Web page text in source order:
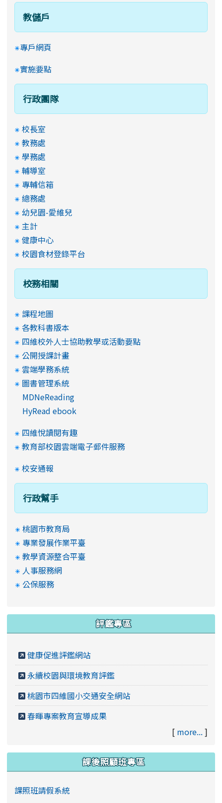
教儲戶
專戶網頁
實施要點
行政團隊
校長室
教務處
學務處
輔導室
專輔信箱
總務處
幼兒園-愛維兒
主計
健康中心
校園食材登錄平台
校務相關
課程地圖
各教科書版本
四維校外人士協助教學或活動要點
公開授課計畫
雲端學務系統
圖書管理系統
MDNeReading
HyRead ebook
四維悅讀閱有趣
教育部校園雲端電子郵件服務
校安通報
行政幫手
桃園市教育局
專業發展作業平臺
教學資源整合平臺
人事服務網
公保服務
評鑑專區
健康促進評鑑網站
永續校園與環境教育評鑑
桃園市四維國小交通安全網站
春暉專案教育宣導成果
[ more... ]
課後照顧班專區
課照班請假系統